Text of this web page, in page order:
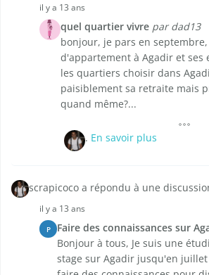
il y a 13 ans
quel quartier vivre par dad13
bonjour, je pars en
d'appartement à Agadir et ses
les quartiers choisir dans
paisiblement sa retraite mais
quand même?...
. En savoir plus
scrapicoco a répondu à une
il y a 13 ans
P Faire des connaissances sur
Bonjour à tous, Je suis une
stage sur Agadir jusqu'en